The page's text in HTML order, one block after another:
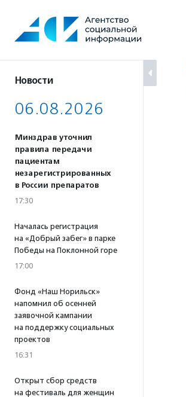
содержанию
Новости
06.08.2026
Минздрав уточнил
правила передачи
пациентам
незарегистрированных
в России препаратов
17:30
Началась регистрация
на «Добрый забег» в парке
Победы на Поклонной горе
17:00
Фонд «Наш Норильск»
напомнил об осенней
заявочной кампании
на поддержку социальных
проектов
16:31
Открыт сбор средств
на фестиваль для женщин